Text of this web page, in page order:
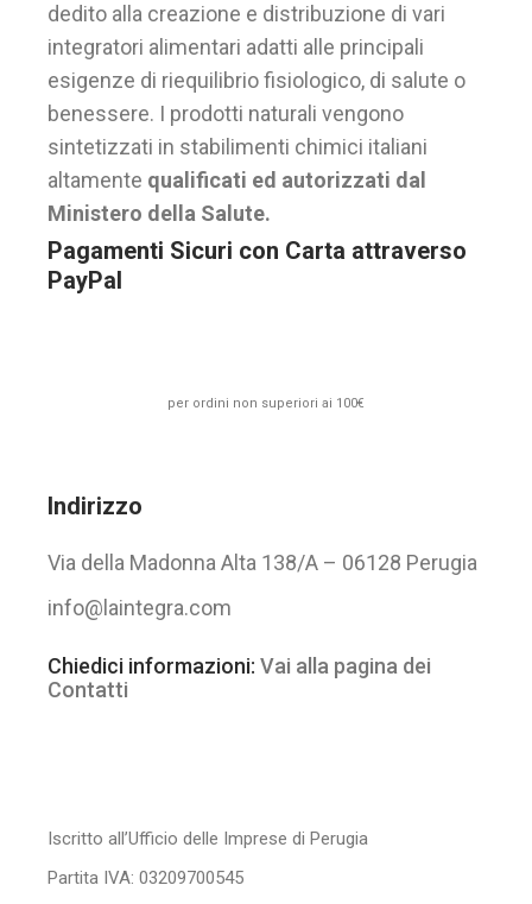
dedito alla creazione e distribuzione di vari
integratori alimentari adatti alle principali
esigenze di riequilibrio fisiologico, di salute o
benessere. I prodotti naturali vengono
sintetizzati in stabilimenti chimici italiani
altamente qualificati ed autorizzati dal
Ministero della Salute.
Pagamenti Sicuri con Carta attraverso
PayPal
per ordini non superiori ai 100€
Indirizzo
Via della Madonna Alta 138/A – 06128 Perugia
info@laintegra.com
Chiedici informazioni:Vai alla pagina dei
Contatti
Iscritto all’Ufficio delle Imprese di Perugia
Partita IVA: 03209700545